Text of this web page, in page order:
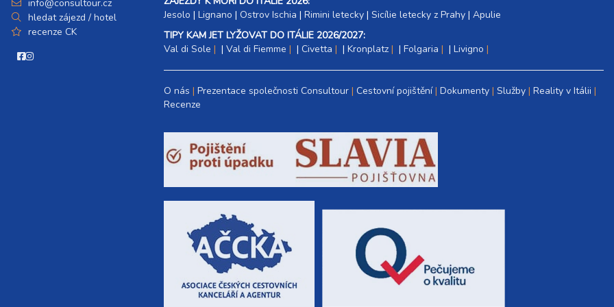
info@consultour.cz
hledat zájezd / hotel
recenze CK
Jesolo | Lignano | Ostrov Ischia | Rimini letecky | Sicílie letecky z Prahy | Apulie
TIPY KAM JET LYŽOVAT DO ITÁLIE 2026/2027:
Val di Sole
| Val di Fiemme | Civetta | Kronplatz | Folgaria | Livigno
O nás Prezentace společnosti Consultour Cestovní pojištění Dokumenty Služby Reality v Itálii
Recenze